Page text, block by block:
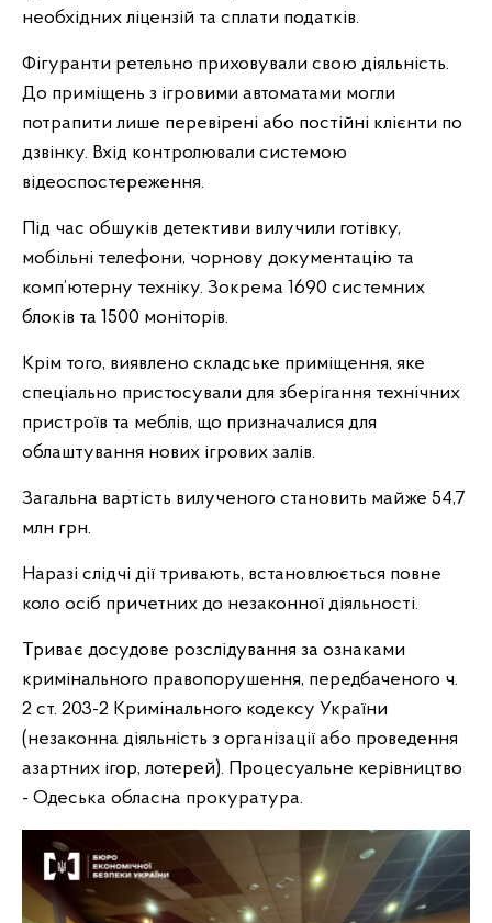
необхідних ліцензій та сплати податків.
Фігуранти ретельно приховували свою діяльність.
До приміщень з ігровими автоматами могли
потрапити лише перевірені або постійні клієнти по
дзвінку. Вхід контролювали системою
відеоспостереження.
Під час обшуків детективи вилучили готівку,
мобільні телефони, чорнову документацію та
комп’ютерну техніку. Зокрема 1690 системних
блоків та 1500 моніторів.
Крім того, виявлено складське приміщення, яке
спеціально пристосували для зберігання технічних
пристроїв та меблів, що призначалися для
облаштування нових ігрових залів.
Загальна вартість вилученого становить майже 54,7
млн грн.
Наразі слідчі дії тривають, встановлюється повне
коло осіб причетних до незаконної діяльності.
Триває досудове розслідування за ознаками
кримінального правопорушення, передбаченого ч.
2 ст. 203-2 Кримінального кодексу України
(незаконна діяльність з організації або проведення
азартних ігор, лотерей). Процесуальне керівництво
- Одеська обласна прокуратура.